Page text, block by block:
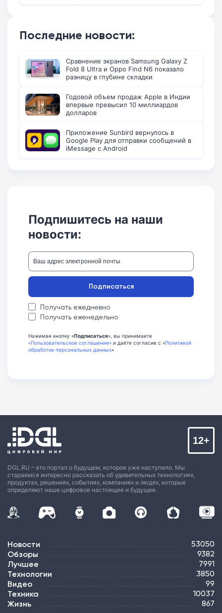
Последние новости:
Сравнение экранов Samsung Galaxy Z
Fold 8 Ultra и Oppo Find N6 показало
разницу в глубине складки
Годовой объем продаж Apple в Индии
впервые превысил 10 миллиардов
долларов
Приложение Sunbird вернулось в
Google Play для отправки сообщений в
iMessage с Android
Подпишитесь на наши
новости:
Получать ежедневно
Получать еженедельно
Подписаться
Нажимая кнопку «Подписаться», вы принимаете
«Пользовательское соглашение» и даёте согласие с «Политикой
обработки персональных данных»
DGL.RU – это портал о будущем, которое уже наступило. Мы
стараемся интересно рассказать об удивительных технологиях,
продуктах, решениях, событиях, компаниях и людях, которые
определяют наше цифровое настоящее и будущее.
12+
Новости 53050
Обзоры 9382
Лучшее 7991
Технологии 3850
Видео 99
Техника 10037
Жизнь 867